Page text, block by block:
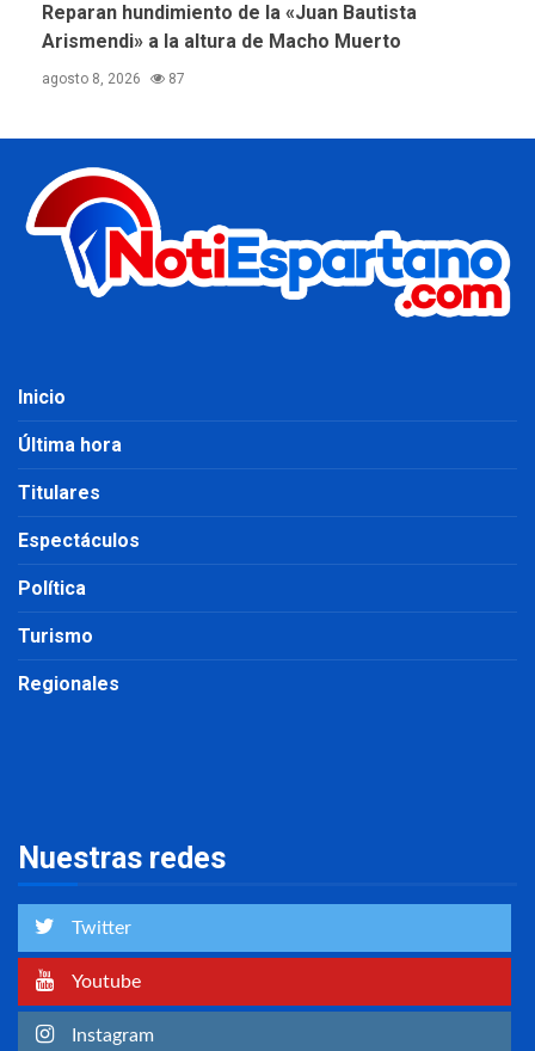
Reparan hundimiento de la «Juan Bautista
Arismendi» a la altura de Macho Muerto
agosto 8, 2026 87
Inicio
Última hora
Titulares
Espectáculos
Política
Turismo
Regionales
Nuestras redes
Twitter
Youtube
Instagram